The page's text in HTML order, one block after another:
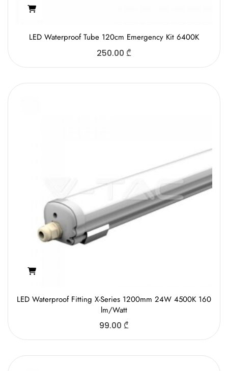
LED Waterproof Tube 120cm Emergency Kit 6400K
250.00 ₾
LED Waterproof Fitting X-Series 1200mm 24W 4500K 160
lm/Watt
99.00 ₾